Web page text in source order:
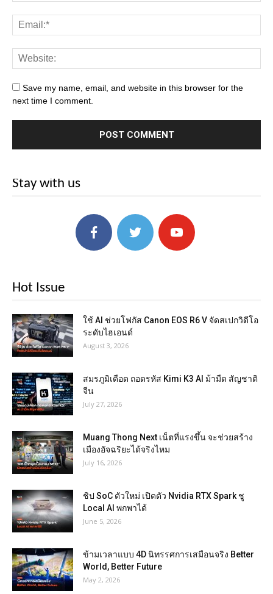
Save my name, email, and website in this browser for the
next time I comment.
Stay with us
Hot Issue
ใช้ AI ช่วยโฟกัส Canon EOS R6 V จัดสเปกวิดีโอ
ระดับไฮเอนด์
August 3, 2026
สมรภูมิเดือด ถอดรหัส Kimi K3 AI ม้ามืด สัญชาติ
จีน
July 27, 2026
Muang Thong Next เน็ตที่แรงขึ้น จะช่วยสร้าง
เมืองอัจฉริยะได้จริงไหม
July 16, 2026
ชิป SoC ตัวใหม่ เปิดตัว Nvidia RTX Spark ชู
Local AI พกพาได้
June 5, 2026
ข้ามเวลาแบบ 4D นิทรรศการเสมือนจริง Better
World, Better Future
May 2, 2026